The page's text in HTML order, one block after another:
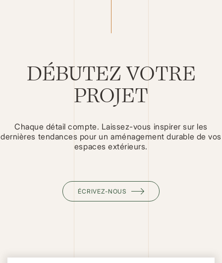
DÉBUTEZ VOTRE
PROJET
Chaque détail compte. Laissez-vous inspirer sur les
dernières tendances pour un aménagement durable de vos
espaces extérieurs.
ÉCRIVEZ-NOUS